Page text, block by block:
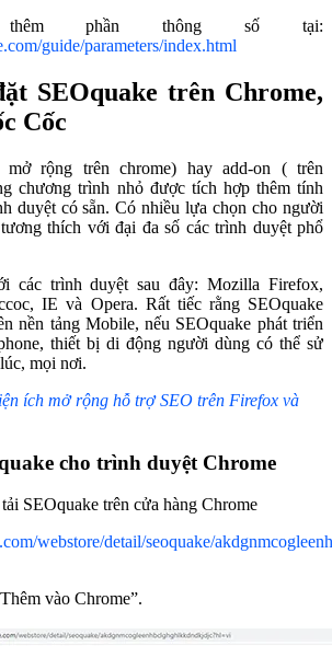
thêm phần thông số tại:
guide/parameters/index.html
SEOquake trên Chrome,
Cốc
mở rộng trên chrome) hay add-on ( trên
chương trình nhỏ được tích hợp thêm tính
duyệt có sẵn. Có nhiều lựa chọn cho người
thích với đại đa số các trình duyệt phổ
các trình duyệt sau đây: Mozilla Firefox,
IE và Opera. Rất tiếc rằng SEOquake
nền tảng Mobile, nếu SEOquake phát triển
thiết bị di động người dùng có thể sử
mọi nơi.
ích mở rộng hỗ trợ SEO trên Firefox và
cho trình duyệt Chrome
SEOquake trên cửa hàng Chrome
webstore/detail/seoquake/
vào Chrome”.